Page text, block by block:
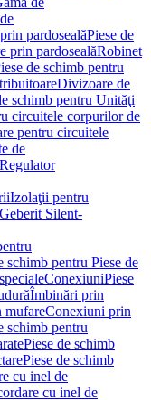
pardosealăPiese de
prin pardosealăRobinet
de schimb pentru
Divizoare de
schimb pentru Unităţi
circuitele corpurilor de
pentru circuitele
de
Regulator
Izolaţii pentru
Geberit Silent-
schimb pentru Piese de
ConexiuniPiese
Îmbinări prin
mufareConexiuni prin
schimb pentru
Piese de schimb
Piese de schimb
cu inel de
cu inel de